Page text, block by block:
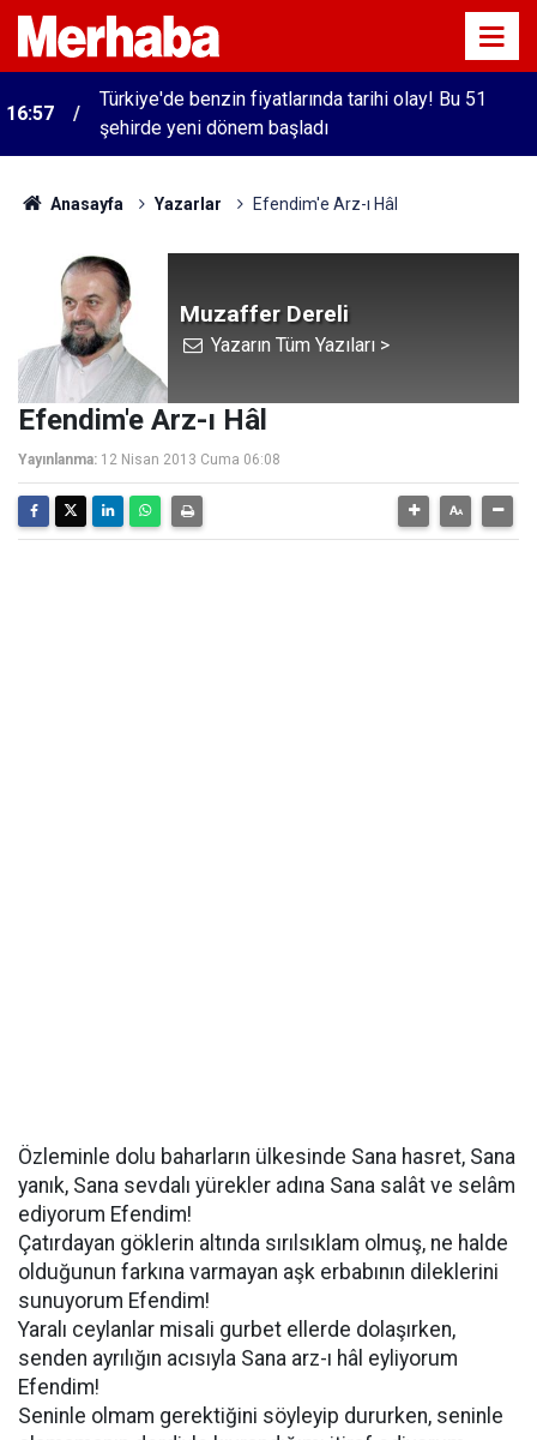
16:57
Türkiye'de benzin fiyatlarında tarihi olay! Bu 51
şehirde yeni dönem başladı
Anasayfa Yazarlar Efendim'e Arz-ı Hâl
Muzaffer Dereli
Yazarın Tüm Yazıları >
Efendim'e Arz-ı Hâl
Yayınlanma: 12 Nisan 2013 Cuma 06:08
Özleminle dolu baharların ülkesinde Sana hasret, Sana
yanık, Sana sevdalı yürekler adına Sana salât ve selâm
ediyorum Efendim!
Çatırdayan göklerin altında sırılsıklam olmuş, ne halde
olduğunun farkına varmayan aşk erbabının dileklerini
sunuyorum Efendim!
Yaralı ceylanlar misali gurbet ellerde dolaşırken,
senden ayrılığın acısıyla Sana arz-ı hâl eyliyorum
Efendim!
Seninle olmam gerektiğini söyleyip dururken, seninle